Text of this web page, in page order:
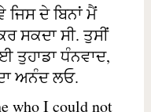
ਦੇ ਬਿਨਾਂ ਮੈਂ
ਸਕਦਾ ਸੀ. ਤੁਸੀਂ
ਤੁਹਾਡਾ ਧੰਨਵਾਦ,
ਅਨੰਦ ਲਓ.
who I could not